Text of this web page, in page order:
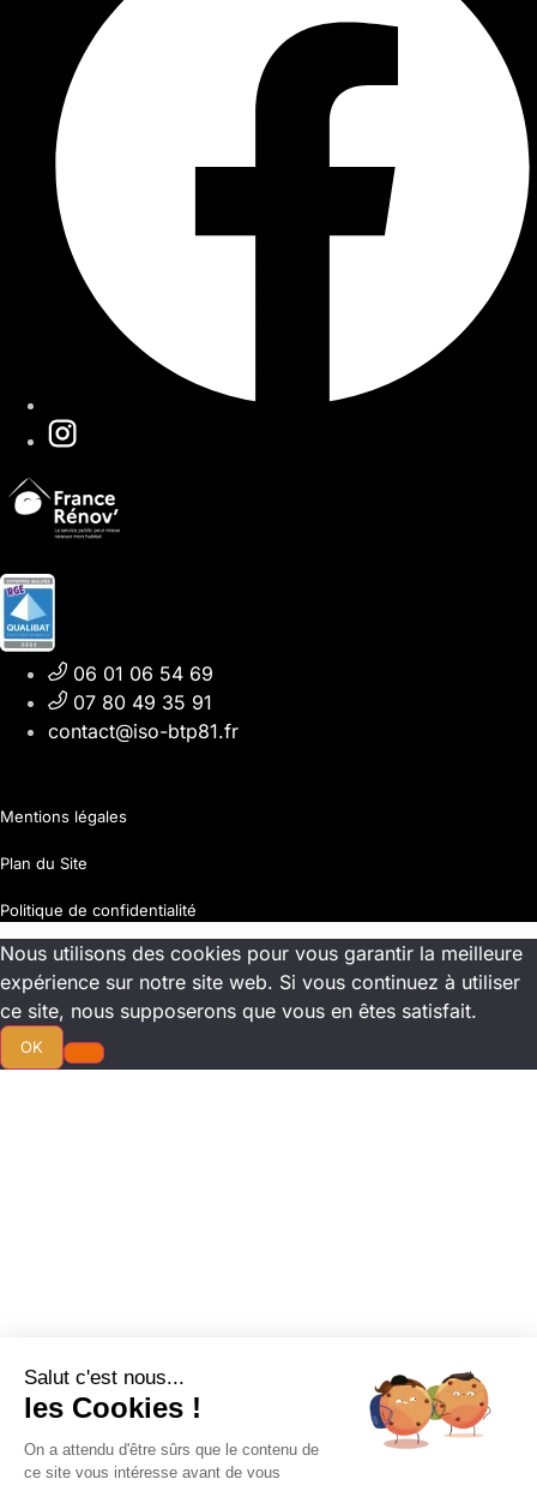
06 01 06 54 69
07 80 49 35 91
contact@iso-btp81.fr
Mentions légales
Plan du Site
Politique de confidentialité
Nous utilisons des cookies pour vous garantir la meilleure
expérience sur notre site web. Si vous continuez à utiliser
ce site, nous supposerons que vous en êtes satisfait.
OK
Salut c'est nous...
les Cookies !
On a attendu d'être sûrs que le contenu de
ce site vous intéresse avant de vous